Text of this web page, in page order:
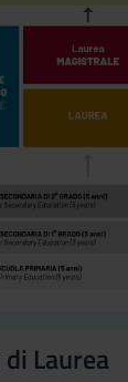
Laurea